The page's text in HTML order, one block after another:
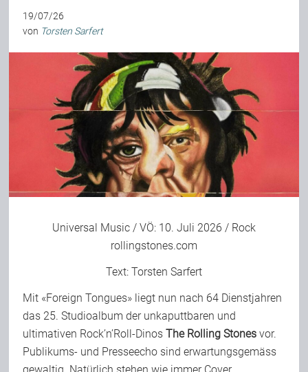
19/07/26
von Torsten Sarfert
Universal Music / VÖ: 10. Juli 2026 / Rock
rollingstones.com
Text: Torsten Sarfert
Mit «Foreign Tongues» liegt nun nach 64 Dienstjahren
das 25. Studioalbum der unkaputtbaren und
ultimativen Rock’n’Roll-DinosThe Rolling Stones vor.
Publikums- und Presseecho sind erwartungsgemäss